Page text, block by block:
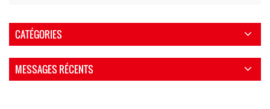
CATÉGORIES
MESSAGES RÉCENTS